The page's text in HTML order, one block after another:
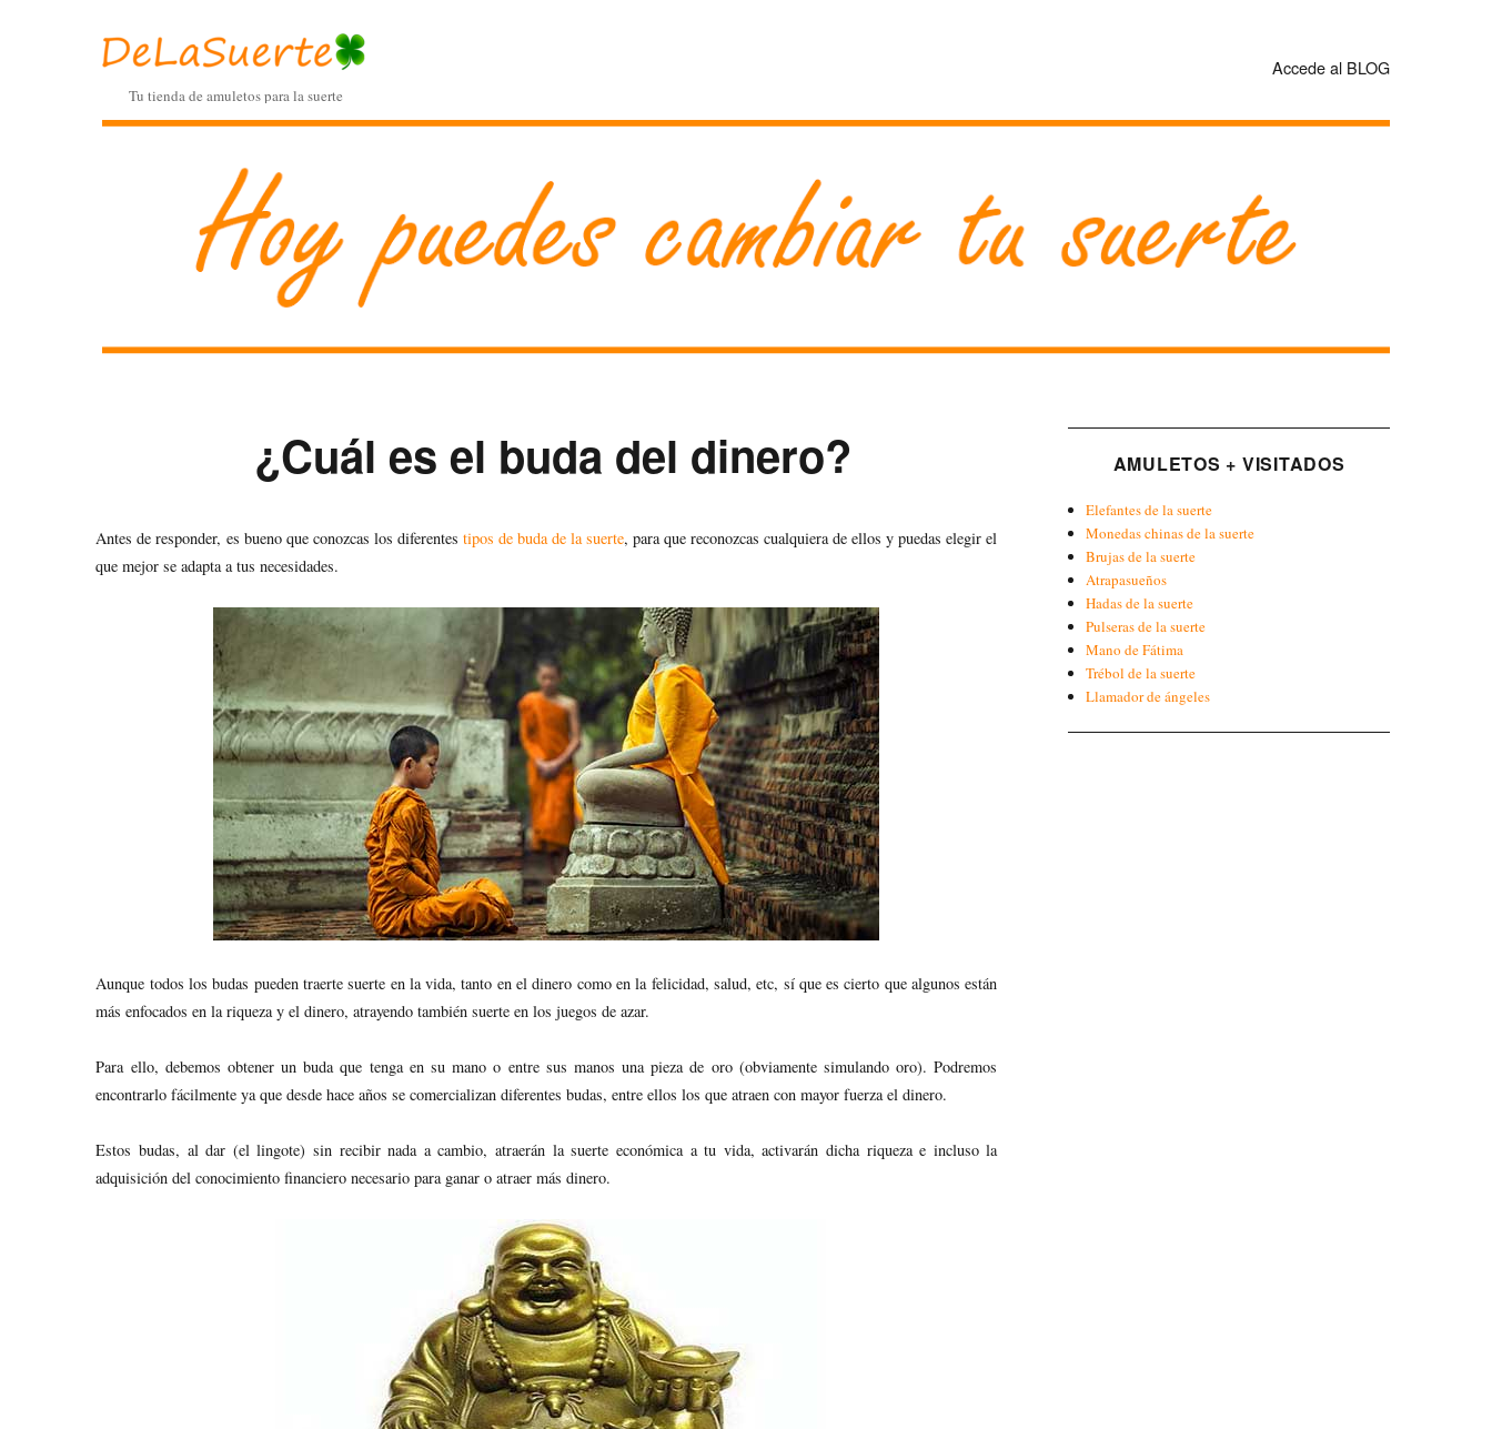
Tu tienda de amuletos para la suerte
Accede al BLOG
¿Cuál es el buda del dinero?
Antes de responder, es bueno que conozcas los diferentes tipos de buda de la suerte, para que reconozcas cualquiera de ellos y puedas elegir el
que mejor se adapta a tus necesidades.
Aunque todos los budas pueden traerte suerte en la vida, tanto en el dinero como en la felicidad, salud, etc, sí que es cierto que algunos están
más enfocados en la riqueza y el dinero, atrayendo también suerte en los juegos de azar.
Para ello, debemos obtener un buda que tenga en su mano o entre sus manos una pieza de oro (obviamente simulando oro). Podremos
encontrarlo fácilmente ya que desde hace años se comercializan diferentes budas, entre ellos los que atraen con mayor fuerza el dinero.
Estos budas, al dar (el lingote) sin recibir nada a cambio, atraerán la suerte económica a tu vida, activarán dicha riqueza e incluso la
adquisición del conocimiento financiero necesario para ganar o atraer más dinero.
AMULETOS + VISITADOS
Elefantes de la suerte
Monedas chinas de la suerte
Brujas de la suerte
Atrapasueños
Hadas de la suerte
Pulseras de la suerte
Mano de Fátima
Trébol de la suerte
Llamador de ángeles